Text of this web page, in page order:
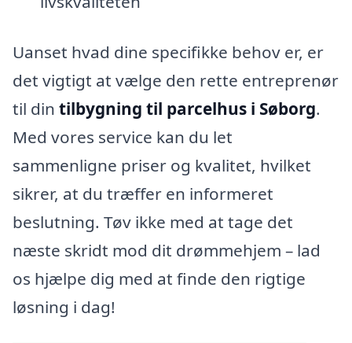
Uanset hvad dine specifikke behov er, er
det vigtigt at vælge den rette entreprenør
til din tilbygning til parcelhus i Søborg.
Med vores service kan du let
sammenligne priser og kvalitet, hvilket
sikrer, at du træffer en informeret
beslutning. Tøv ikke med at tage det
næste skridt mod dit drømmehjem – lad
os hjælpe dig med at finde den rigtige
løsning i dag!